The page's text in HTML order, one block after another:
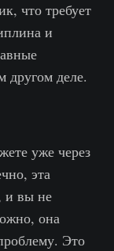
что требует
и
деле.
уже через
эта
и вы не
она
Это